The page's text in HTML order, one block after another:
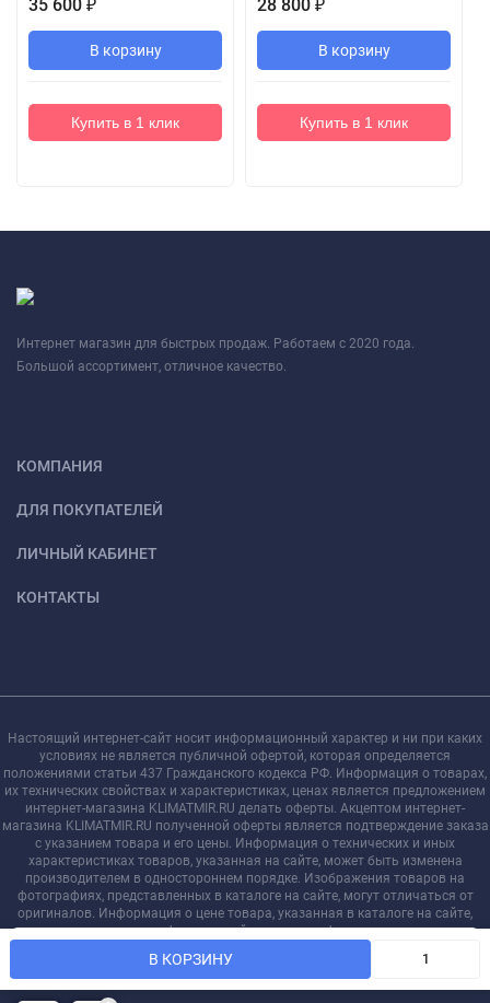
В КОРЗИНУ
35 600 ₽
В корзину
Купить в 1 клик
28 800 ₽
В корзину
Купить в 1 клик
Интернет магазин для быстрых продаж. Работаем с 2020 года.
Большой ассортимент, отличное качество.
КОМПАНИЯ
ДЛЯ ПОКУПАТЕЛЕЙ
ЛИЧНЫЙ КАБИНЕТ
КОНТАКТЫ
Настоящий интернет-сайт носит информационный характер и ни при каких
условиях не является публичной офертой, которая определяется
положениями статьи 437 Гражданского кодекса РФ. Информация о товарах,
их технических свойствах и характеристиках, ценах является предложением
интернет-магазина KLIMATMIR.RU делать оферты. Акцептом интернет-
магазина KLIMATMIR.RU полученной оферты является подтверждение заказа
с указанием товара и его цены. Информация о технических и иных
характеристиках товаров, указанная на сайте, может быть изменена
производителем в одностороннем порядке. Изображения товаров на
фотографиях, представленных в каталоге на сайте, могут отличаться от
оригиналов. Информация о цене товара, указанная в каталоге на сайте,
может отличаться от фактической к моменту оформления заказа на